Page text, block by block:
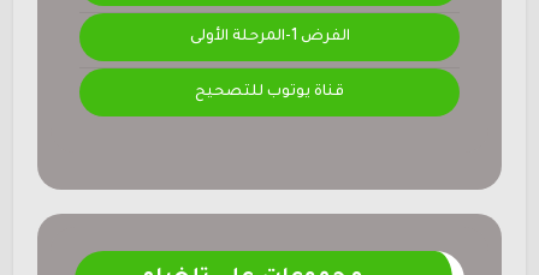
الفرض 1-المرحلة الأولى
قناة يوتوب للتصحيح